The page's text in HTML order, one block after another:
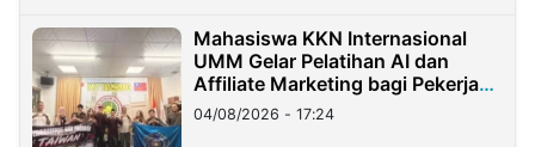
Mahasiswa KKN Internasional
UMM Gelar Pelatihan AI dan
Affiliate Marketing bagi Pekerja
Migran Indonesia di Taiwan
04/08/2026 - 17:24